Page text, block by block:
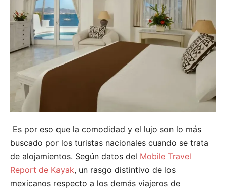
Es por eso que la comodidad y el lujo son lo más
buscado por los turistas nacionales cuando se trata
de alojamientos. Según datos del Mobile Travel
Report de Kayak, un rasgo distintivo de los
mexicanos respecto a los demás viajeros de